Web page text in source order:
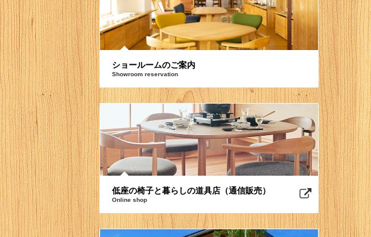
ショールームのご案内
Showroom reservation
低座の椅子と暮らしの道具店（通信販売）
Online shop